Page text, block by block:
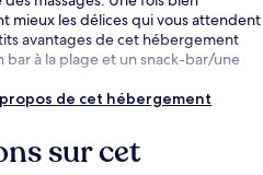
mieux les délices qui vous attendent
avantages de cet hébergement
à la plage et un snack-bar/une
de cet hébergement
sur cet